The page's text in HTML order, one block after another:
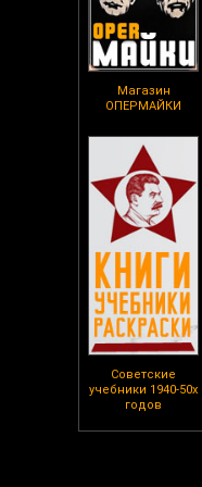
Магазин
ОПЕРМАЙКИ
Советские
учебники 1940-50х
годов